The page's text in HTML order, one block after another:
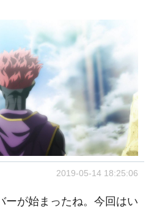
2019-05-14 18:25:06
ーが始まったね。今回はい